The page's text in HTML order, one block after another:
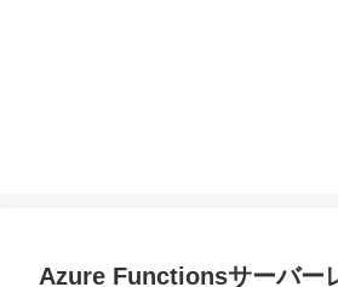
Azure Functionsサーバー